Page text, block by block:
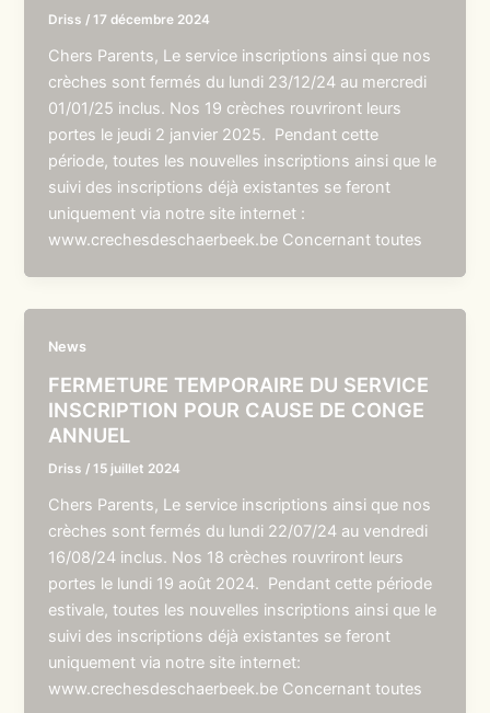
Driss /17 décembre 2024
Chers Parents, Le service inscriptions ainsi que nos
crèches sont fermés du lundi 23/12/24 au mercredi
01/01/25 inclus. Nos 19 crèches rouvriront leurs
portes le jeudi 2 janvier 2025. Pendant cette
période, toutes les nouvelles inscriptions ainsi que le
suivi des inscriptions déjà existantes se feront
uniquement via notre site internet :
www.crechesdeschaerbeek.be Concernant toutes
News
FERMETURE TEMPORAIRE DU SERVICE
INSCRIPTION POUR CAUSE DE CONGE
ANNUEL
Driss /15 juillet 2024
Chers Parents, Le service inscriptions ainsi que nos
crèches sont fermés du lundi 22/07/24 au vendredi
16/08/24 inclus. Nos 18 crèches rouvriront leurs
portes le lundi 19 août 2024. Pendant cette période
estivale, toutes les nouvelles inscriptions ainsi que le
suivi des inscriptions déjà existantes se feront
uniquement via notre site internet:
www.crechesdeschaerbeek.be Concernant toutes